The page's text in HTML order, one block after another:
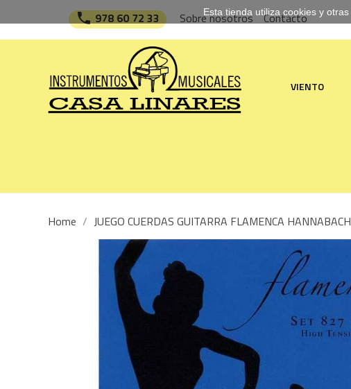
 978 60 72 33 Sobre nosotros Contacto
VIENTO
Home JUEGO CUERDAS GUITARRA FLAMENCA
Esta tienda utiliza cookies y